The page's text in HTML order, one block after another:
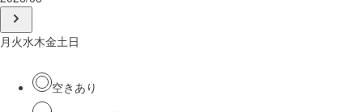
月 火水木金土日
空きあり